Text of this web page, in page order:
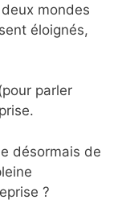
mondes
éloignés,
parler
désormais de
?